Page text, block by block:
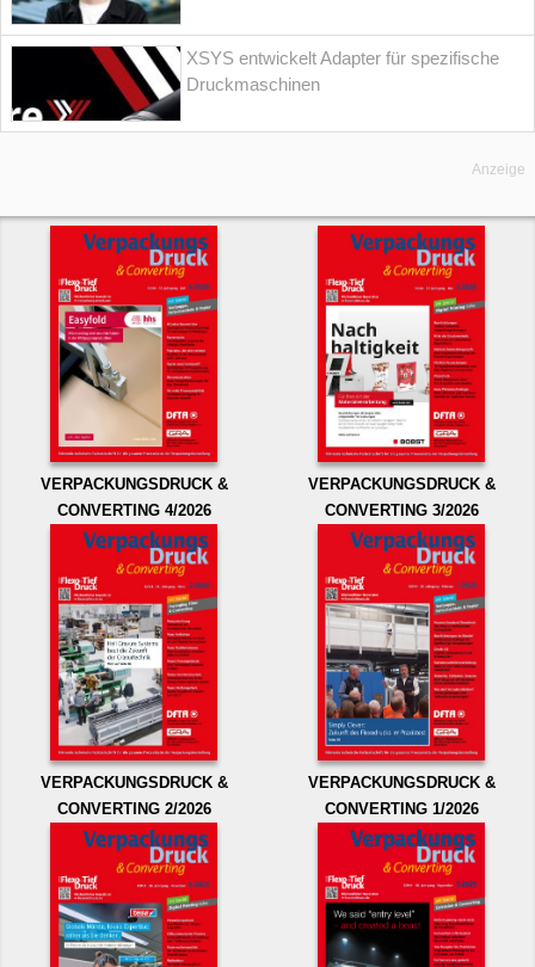
XSYS entwickelt Adapter für spezifische
Druckmaschinen
Anzeige
VERPACKUNGSDRUCK &
CONVERTING 4/2026
VERPACKUNGSDRUCK &
CONVERTING 3/2026
VERPACKUNGSDRUCK &
CONVERTING 2/2026
VERPACKUNGSDRUCK &
CONVERTING 1/2026